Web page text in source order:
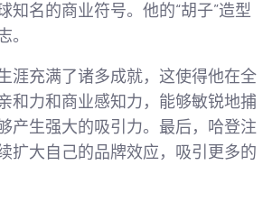
名的商业符号。他的“胡子”造型
涯充满了诸多成就，这使得他在全
和力和商业感知力，能够敏锐地捕
产生强大的吸引力。最后，哈登注
扩大自己的品牌效应，吸引更多的